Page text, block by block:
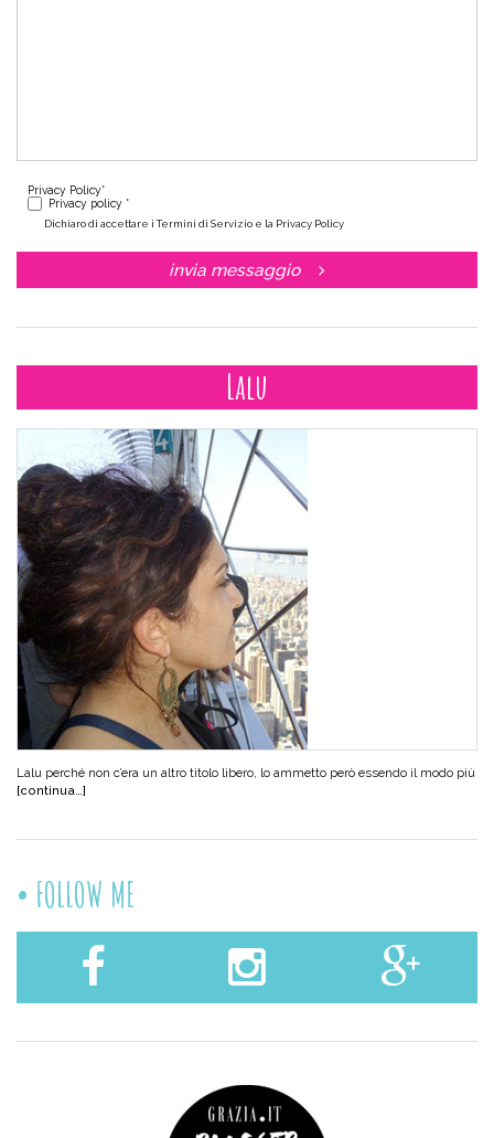
Privacy Policy*
Privacy policy *
Dichiaro di accettare i Termini di Servizio e la Privacy Policy
invia messaggio
Lalu
Lalu perché non c’era un altro titolo libero, lo ammetto però essendo il modo più
[continua…]
FOLLOW ME